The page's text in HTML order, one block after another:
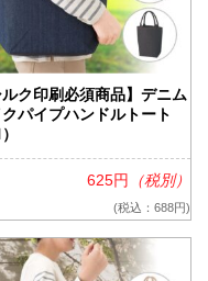
ルク印刷必須商品】デニム
パイプハンドルトート
625円 （税別）
(税込：688円)